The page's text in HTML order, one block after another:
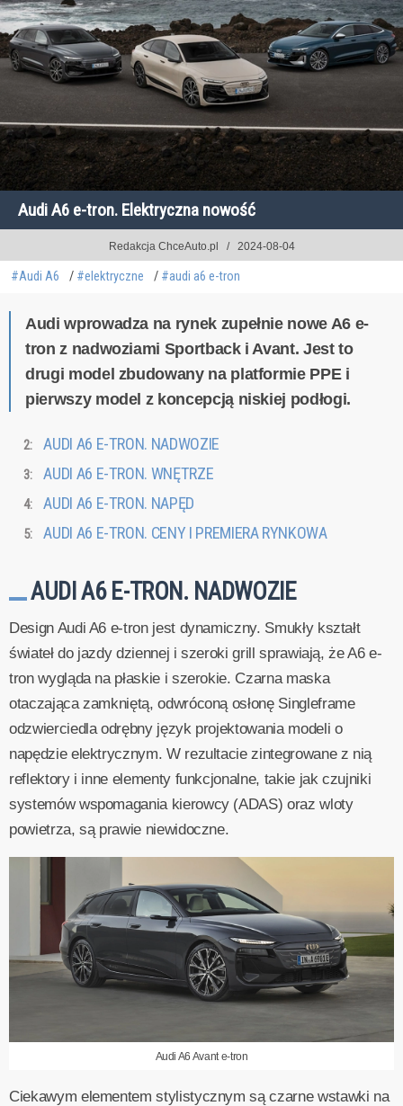
Audi A6 e-tron. Elektryczna nowość
Redakcja ChceAuto.pl 2024-08-04
#Audi A6 #elektryczne #audi a6 e-tron
Audi wprowadza na rynek zupełnie nowe A6 e-
tron z nadwoziami Sportback i Avant. Jest to
drugi model zbudowany na platformie PPE i
pierwszy model z koncepcją niskiej podłogi.
AUDI A6 E-TRON. NADWOZIE
AUDI A6 E-TRON. WNĘTRZE
AUDI A6 E-TRON. NAPĘD
AUDI A6 E-TRON. CENY I PREMIERA RYNKOWA
AUDI A6 E-TRON. NADWOZIE
Design Audi A6 e-tron jest dynamiczny. Smukły kształt
świateł do jazdy dziennej i szeroki grill sprawiają, że A6 e-
tron wygląda na płaskie i szerokie. Czarna maska
otaczająca zamkniętą, odwróconą osłonę Singleframe
odzwierciedla odrębny język projektowania modeli o
napędzie elektrycznym. W rezultacie zintegrowane z nią
reflektory i inne elementy funkcjonalne, takie jak czujniki
systemów wspomagania kierowcy (ADAS) oraz wloty
powietrza, są prawie niewidoczne.
Audi A6 Avant e-tron
Ciekawym elementem stylistycznym są czarne wstawki na